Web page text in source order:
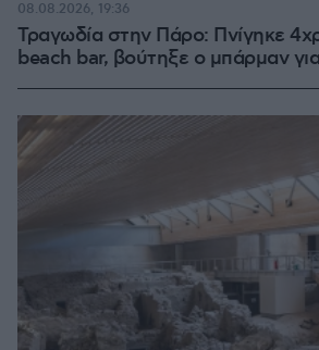
Τραγωδία στην Πάρο: Πνίγηκε
beach bar, βούτηξε ο μπάρμαν
08.08.2026, 19:36